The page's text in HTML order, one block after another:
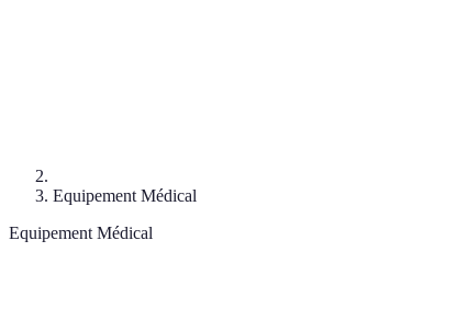
Equipement Médical
Equipement Médical